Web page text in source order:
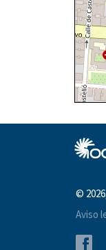
©
Aviso